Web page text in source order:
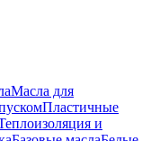
Масла для
Пластичные
и